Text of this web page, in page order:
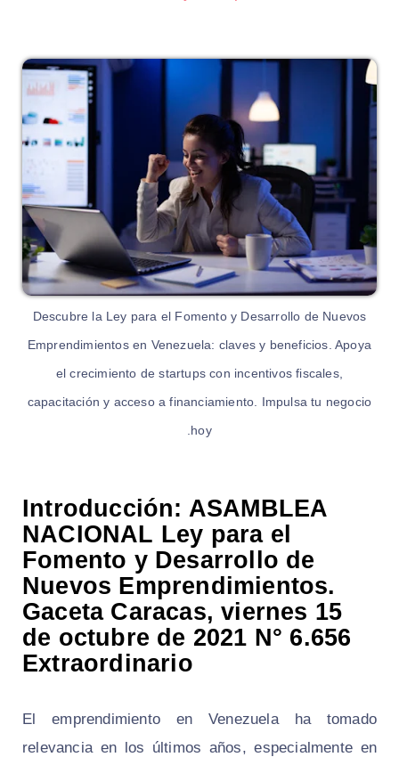
Descubre la Ley para el Fomento y Desarrollo de Nuevos
Emprendimientos en Venezuela: claves y beneficios. Apoya
el crecimiento de startups con incentivos fiscales,
capacitación y acceso a financiamiento. Impulsa tu negocio
hoy.
Introducción: ASAMBLEA
NACIONAL Ley para el
Fomento y Desarrollo de
Nuevos Emprendimientos.
Gaceta Caracas, viernes 15
de octubre de 2021 N° 6.656
Extraordinario
El emprendimiento en Venezuela ha tomado
relevancia en los últimos años, especialmente en